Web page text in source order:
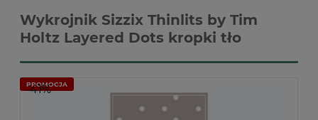
Wykrojnik Sizzix Thinlits by Tim
Holtz Layered Dots kropki tło
PROMOCJA
-41%